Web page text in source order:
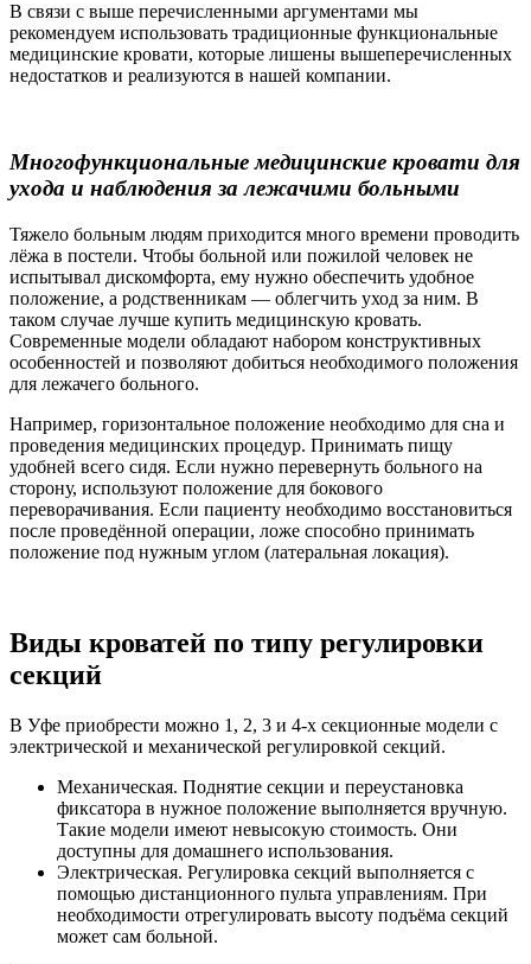
В связи с выше перечисленными аргументами мы
рекомендуем использовать традиционные функциональные
медицинские кровати, которые лишены вышеперечисленных
недостатков и реализуются в нашей компании.
Многофункциональные медицинские кровати для
ухода и наблюдения за лежачими больными
Тяжело больным людям приходится много времени проводить
лёжа в постели. Чтобы больной или пожилой человек не
испытывал дискомфорта, ему нужно обеспечить удобное
положение, а родственникам — облегчить уход за ним. В
таком случае лучше купить медицинскую кровать.
Современные модели обладают набором конструктивных
особенностей и позволяют добиться необходимого положения
для лежачего больного.
Например, горизонтальное положение необходимо для сна и
проведения медицинских процедур. Принимать пищу
удобней всего сидя. Если нужно перевернуть больного на
сторону, используют положение для бокового
переворачивания. Если пациенту необходимо восстановиться
после проведённой операции, ложе способно принимать
положение под нужным углом (латеральная локация).
Виды кроватей по типу регулировки
секций
В Уфе приобрести можно 1, 2, 3 и 4-х секционные модели с
электрической и механической регулировкой секций.
Механическая. Поднятие секции и переустановка
фиксатора в нужное положение выполняется вручную.
Такие модели имеют невысокую стоимость. Они
доступны для домашнего использования.
Электрическая. Регулировка секций выполняется с
помощью дистанционного пульта управлениям. При
необходимости отрегулировать высоту подъёма секций
может сам больной.